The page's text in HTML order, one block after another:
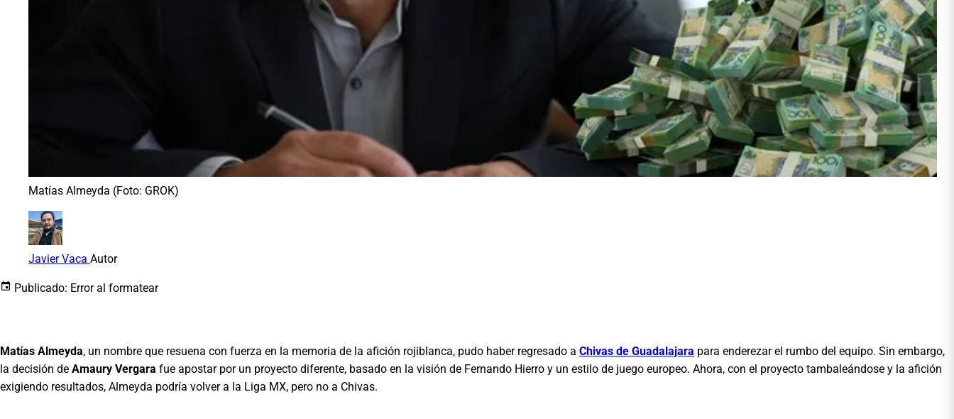
Matías Almeyda (Foto: GROK)
Javier Vaca Autor
Publicado: Error al formatear
Matías Almeyda, un nombre que resuena con fuerza en la memoria de la afición rojiblanca, pudo haber regresado a Chivas de Guadalajara para enderezar el rumbo del equipo. Sin embargo,
la decisión de Amaury Vergara fue apostar por un proyecto diferente, basado en la visión de Fernando Hierro y un estilo de juego europeo. Ahora, con el proyecto tambaleándose y la afición
exigiendo resultados, Almeyda podría volver a la Liga MX, pero no a Chivas.